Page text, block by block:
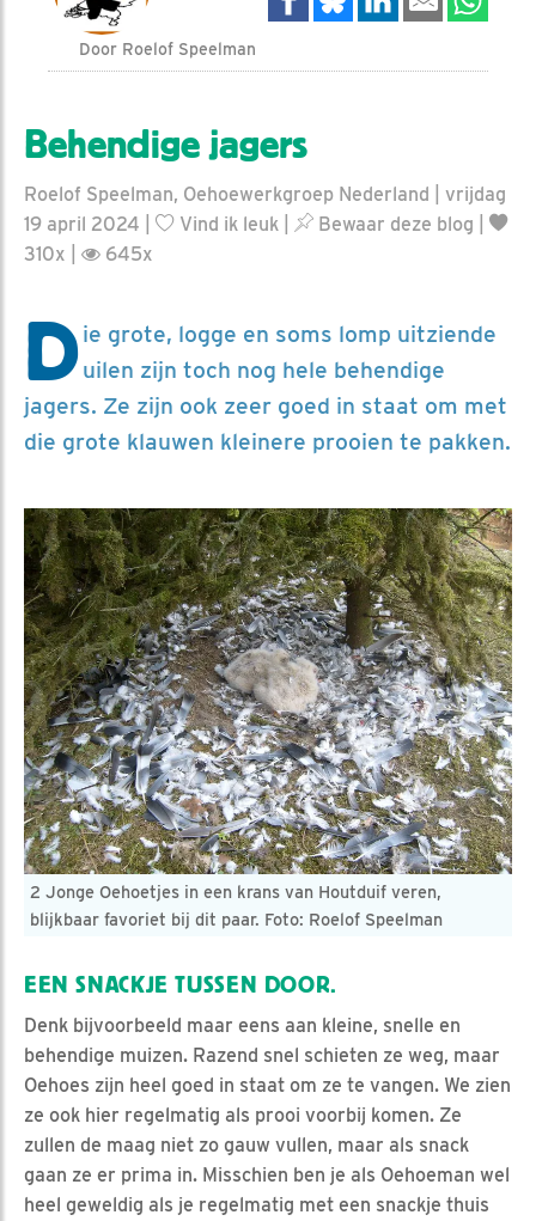
Door Roelof Speelman
Behendige jagers
Roelof Speelman, Oehoewerkgroep Nederland | vrijdag
19 april 2024 |
Vind ik leuk Bewaar deze blog
310x |
645x
Die grote, logge en soms lomp uitziende
uilen zijn toch nog hele behendige
jagers. Ze zijn ook zeer goed in staat om met
die grote klauwen kleinere prooien te pakken.
2 Jonge Oehoetjes in een krans van Houtduif veren,
blijkbaar favoriet bij dit paar. Foto: Roelof Speelman
EEN SNACKJE TUSSEN DOOR.
Denk bijvoorbeeld maar eens aan kleine, snelle en
behendige muizen. Razend snel schieten ze weg, maar
Oehoes zijn heel goed in staat om ze te vangen. We zien
ze ook hier regelmatig als prooi voorbij komen. Ze
zullen de maag niet zo gauw vullen, maar als snack
gaan ze er prima in. Misschien ben je als Oehoeman wel
heel geweldig als je regelmatig met een snackje thuis